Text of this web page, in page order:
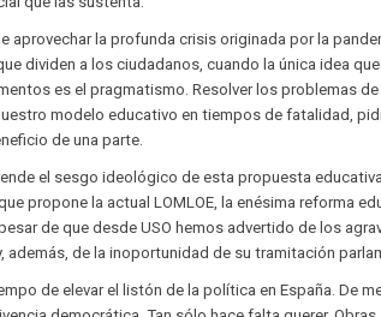
aprovechar la profunda crisis originada por la
dividen a los ciudadanos, cuando la única idea
es el pragmatismo. Resolver los problemas
modelo educativo en tiempos de fatalidad,
de una parte.
el sesgo ideológico de esta propuesta
propone la actual LOMLOE, la enésima reforma
de que desde USO hemos advertido de los
además, de la inoportunidad de su tramitación
de elevar el listón de la política en España. De